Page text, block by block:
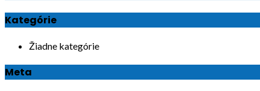
Kategórie
Žiadne kategórie
Meta